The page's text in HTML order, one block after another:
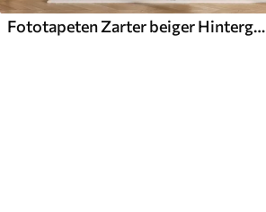
Fototapeten Zarter beiger Hintergrund